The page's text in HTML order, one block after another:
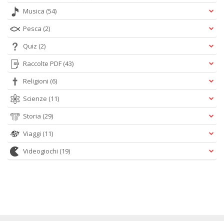
Musica (54)
Pesca (2)
Quiz (2)
Raccolte PDF (43)
Religioni (6)
Scienze (11)
Storia (29)
Viaggi (11)
Videogiochi (19)